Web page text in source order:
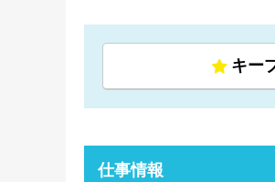
キー
仕事情報